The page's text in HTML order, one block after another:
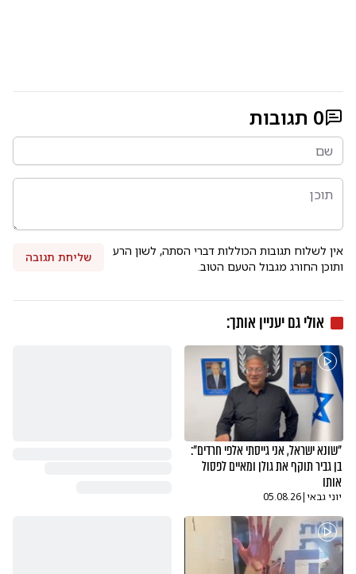
0 תגובות
אין לשלוח תגובות הכוללות דברי הסתה, לשון הרע
ותוכן החורג מגבול הטעם הטוב.
שליחת תגובה
אולי גם יעניין אותך:
"שונא ישראל, אני גייסתי אלפי חרדים":
בן גביר תוקף את גולן ומאיים לפסול
אותו
יוני גבאי|
05.08.26